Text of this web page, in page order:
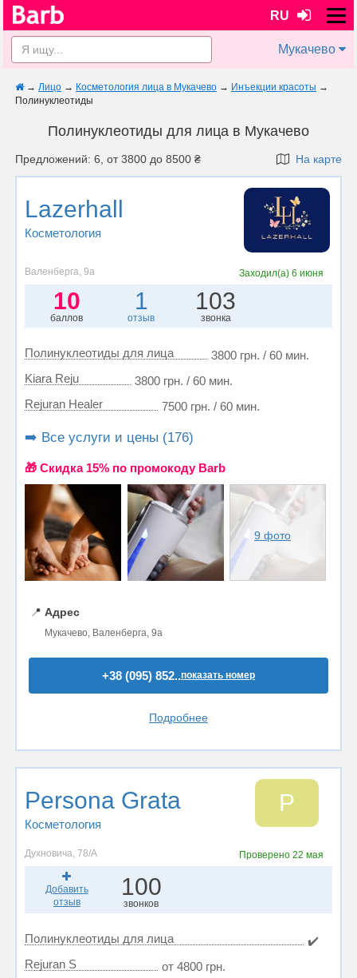
RU
Мукачево
→ Лицо → Косметология лица в Мукачево → Инъекции красоты →
Полинуклеотиды
Полинуклеотиды для лица в Мукачево
Предложений: 6, от 3800 до 8500 ₴ На карте
Lazerhall
Косметология
Валенберга, 9а Заходил(а) 6 июня
10
баллов
1
отзыв
103
звонка
Полинуклеотиды для лица
3800 грн. / 60 мин.
Kiara Reju
3800 грн. / 60 мин.
Rejuran Healer
7500 грн. / 60 мин.
➡️ Все услуги и цены (176)
🎁 Cкидка 15% по промокоду Barb
9 фото
📍 Адрес
Мукачево, Валенберга, 9а
+38 (095) 852..показать номер
Подробнее
Persona Grata
Косметология
P
Духновича, 78/А Проверено 22 мая
Добавить
отзыв
100
звонков
Полинуклеотиды для лица
✔️
Rejuran S
от 4800 грн.